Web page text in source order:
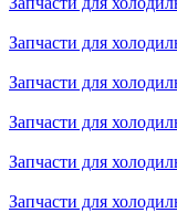
Запчасти для
Запчасти для
Запчасти для
Запчасти для
Запчасти для